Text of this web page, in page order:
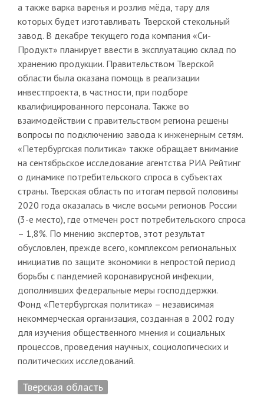
а также варка варенья и розлив мёда, тару для
которых будет изготавливать Тверской стекольный
завод. В декабре текущего года компания «Си-
Продукт» планирует ввести в эксплуатацию склад по
хранению продукции. Правительством Тверской
области была оказана помощь в реализации
инвестпроекта, в частности, при подборе
квалифицированного персонала. Также во
взаимодействии с правительством региона решены
вопросы по подключению завода к инженерным сетям.
«Петербургская политика» также обращает внимание
на сентябрьское исследование агентства РИА Рейтинг
о динамике потребительского спроса в субъектах
страны. Тверская область по итогам первой половины
2020 года оказалась в числе восьми регионов России
(3-е место), где отмечен рост потребительского спроса
– 1,8%. По мнению экспертов, этот результат
обусловлен, прежде всего, комплексом региональных
инициатив по защите экономики в непростой период
борьбы с пандемией коронавирусной инфекции,
дополнивших федеральные меры господдержки.
Фонд «Петербургская политика» – независимая
некоммерческая организация, созданная в 2002 году
для изучения общественного мнения и социальных
процессов, проведения научных, социологических и
политических исследований.
Тверская область